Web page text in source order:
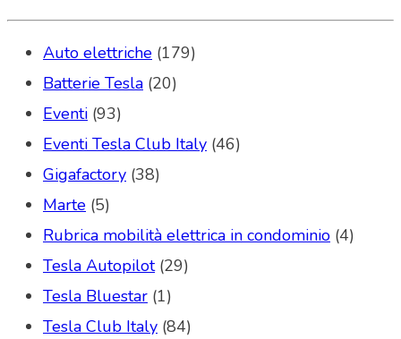
Auto elettriche (179)
Batterie Tesla (20)
Eventi (93)
Eventi Tesla Club Italy (46)
Gigafactory (38)
Marte (5)
Rubrica mobilità elettrica in condominio (4)
Tesla Autopilot(29)
Tesla Bluestar (1)
Tesla Club Italy (84)